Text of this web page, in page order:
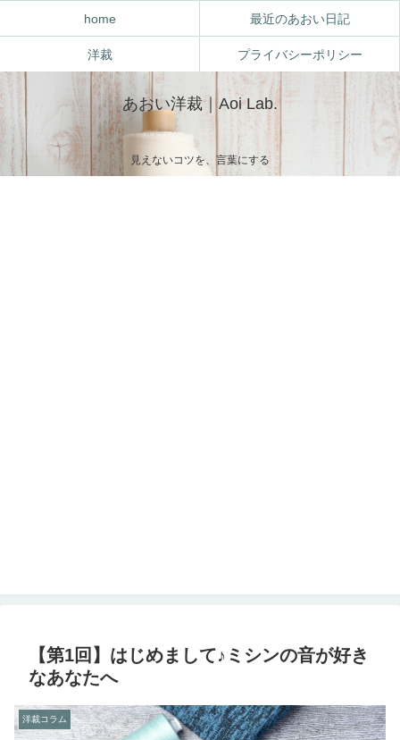
あおい洋裁｜Aoi Lab.
見えないコツを、言葉にする
home 最近のあおい日記
洋裁 プライバシーポリシー
【第1回】はじめまして♪ミシンの音が好き
なあなたへ
洋裁コラム